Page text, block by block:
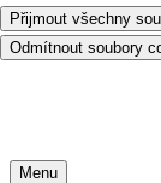
Přijmout všechny
Odmítnout soubory
Menu